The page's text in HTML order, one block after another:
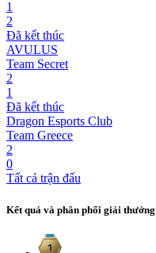
1
2
Đã kết thúc
AVULUS
Team Secret
2
1
Đã kết thúc
Dragon Esports Club
Team Greece
2
0
Tất cả trận đấu
Kết quả và phân phối giải thưởng